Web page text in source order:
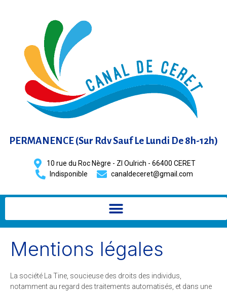
PERMANENCE (Sur Rdv Sauf Le Lundi De 8h-12h)
10 rue du Roc Nègre - ZI Oulrich - 66400 CERET
Indisponible
moc.liamg@terecedlanac
​Mentions légales
La société La Tine, soucieuse des droits des individus,
notamment au regard des traitements automatisés, et dans une